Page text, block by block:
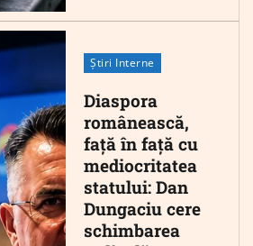
Știri Interne
Diaspora
românească,
față în față cu
mediocritatea
statului: Dan
Dungaciu cere
schimbarea